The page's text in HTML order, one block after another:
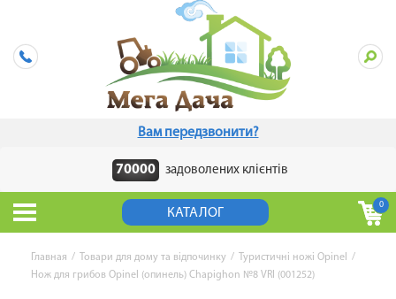
Вам передзвонити?
70000 задоволених клієнтів
КАТАЛОГ
0
Главная / Товари для дому та відпочинку / Туристичні ножі Opinel /
Нож для грибов Opinel (опинель) Chapighon №8 VRI (001252)